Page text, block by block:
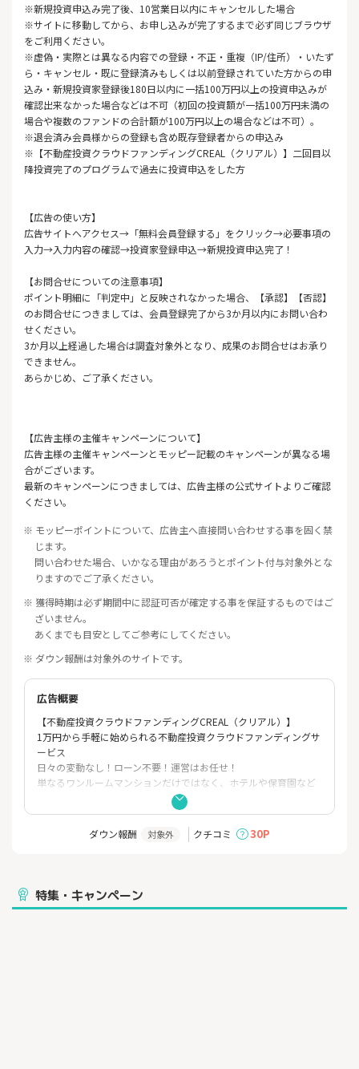
※新規投資申込み完了後、10営業日以内にキャンセルした場合
※サイトに移動してから、お申し込みが完了するまで必ず同じブラウザ
をご利用ください。
※虚偽・実際とは異なる内容での登録・不正・重複（IP/住所）・いたず
ら・キャンセル・既に登録済みもしくは以前登録されていた方からの申
込み・新規投資家登録後180日以内に一括100万円以上の投資申込みが
確認出来なかった場合などは不可（初回の投資額が一括100万円未満の
場合や複数のファンドの合計額が100万円以上の場合などは不可）。
※退会済み会員様からの登録も含め既存登録者からの申込み
※【不動産投資クラウドファンディングCREAL（クリアル）】二回目以
降投資完了のプログラムで過去に投資申込をした方
【広告の使い方】
広告サイトへアクセス→「無料会員登録する」をクリック→必要事項の
入力→入力内容の確認→投資家登録申込→新規投資申込完了！
【お問合せについての注意事項】
ポイント明細に「判定中」と反映されなかった場合、【承認】【否認】
のお問合せにつきましては、会員登録完了から3か月以内にお問い合わ
せください。
3か月以上経過した場合は調査対象外となり、成果のお問合せはお承り
できません。
あらかじめ、ご了承ください。
【広告主様の主催キャンペーンについて】
広告主様の主催キャンペーンとモッピー記載のキャンペーンが異なる場
合がございます。
最新のキャンペーンにつきましては、広告主様の公式サイトよりご確認
ください。
※ モッピーポイントについて、広告主へ直接問い合わせする事を固く禁
じます。
問い合わせた場合、いかなる理由があろうとポイント付与対象外とな
りますのでご了承ください。
※ 獲得時期は必ず期間中に認証可否が確定する事を保証するものではご
ざいません。
あくまでも目安としてご参考にしてください。
※ ダウン報酬は対象外のサイトです。
広告概要
【不動産投資クラウドファンディングCREAL（クリアル）】
1万円から手軽に始められる不動産投資クラウドファンディングサ
ービス
日々の変動なし！ローン不要！運営はお任せ！
単なるワンルームマンションだけではなく、ホテルや保育園など
環境・社会・企業統治に配慮したESG不動産にも投資が可能
CREAL（クリアル）の3つの魅力
１． 「手軽に」インターネット上で会員登録から投資まで完結
ダウン報酬 対象外 クチコミ 30P
特集・キャンペーン